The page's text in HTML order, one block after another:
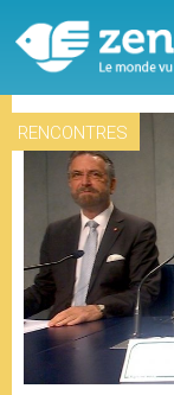
RENCONTRES